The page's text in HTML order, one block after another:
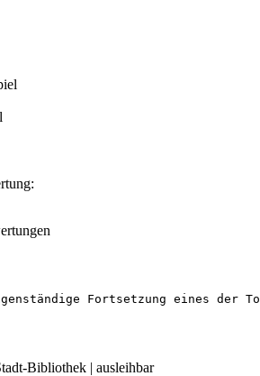
Fortsetzung eines der
Bibliothek | ausleihbar